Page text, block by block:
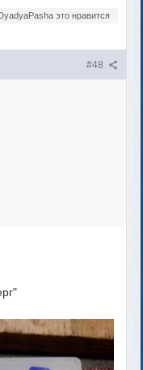
это нравится
#48